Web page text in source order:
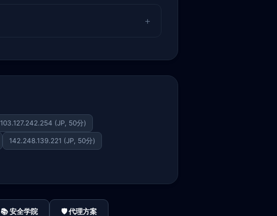
103.127.242.254 (JP, 50分)
142.248.139.221 (JP, 50分)
📚 安全学院 🛡️ 代理方案